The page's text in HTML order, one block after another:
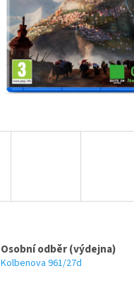
Osobní odběr (výdejna)
Kolbenova 961/27d